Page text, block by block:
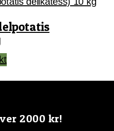
2000 kr!